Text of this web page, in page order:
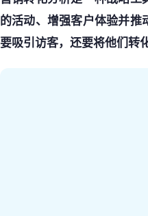
的活动、增强客户体验并推
要吸引访客，还要将他们转